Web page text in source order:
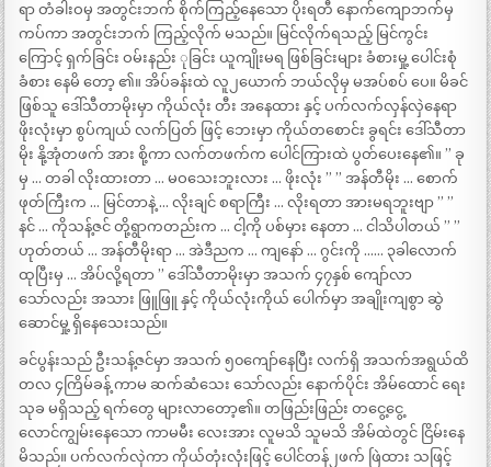
ရာ တံခါးဝမှ အတွင်းဘက် စိုက်ကြည့်နေသော ပိုးရတီ နောက်ကျောဘက်မှ
ကပ်ကာ အတွင်းဘက် ကြည့်လိုက် မသည်။ မြင်လိုက်ရသည့် မြင်ကွင်း
ကြောင့် ရှက်ခြင်း ဝမ်းနည်း ုခြင်း ယူကျိုးမရ ဖြစ်ခြင်းများ ခံစားမှု့ ပေါင်းစုံ
ခံစား နေမိ တော့ ၏။ အိပ်ခန်းထဲ လူ၂ယောက် ဘယ်လိုမှ မအပ်စပ် ပေ။ မိခင်
ဖြစ်သူ ဒေါ်သီတာမိုးမှာ ကိုယ်လုံး တီး အနေထား နှင့် ပက်လက်လှန်လှဲနေရာ
ဖိုးလုံးမှာ စွပ်ကျယ် လက်ပြတ် ဖြင့် ဘေးမှာ ကိုယ်တစောင်း ခွရင်း ဒေါ်သီတာ
မိုး နို့အုံတဖက် အား စို့ကာ လက်တဖက်က ပေါင်ကြားထဲ ပွတ်ပေးနေ၏။ ” ခု
မှ … တခါ လိုးထားတာ … မဝသေးဘူးလား … ဖိုးလုံး ” ” အန်တီမိုး … စောက်
ဖုတ်ကြီးက … မြင်တာနဲ့ … လိုးချင် စရာကြီး … လိုးရတာ အားမရဘူးဗျာ ” ”
နင် … ကိုသန့်ဇင် တို့ရွာကတည်းက … ငါ့ကို ပစ်မှား နေတာ … ငါသိပါတယ် ” ”
ဟုတ်တယ် … အန်တီမိုးရာ … အဲဒီညက … ကျနော် … ဂွင်းကို …… ၃ခါလောက်
ထုပြီးမှ … အိပ်လို့ရတာ ” ဒေါ်သီတာမိုးမှာ အသက် ၄၇နှစ် ကျော်လာ
သော်လည်း အသား ဖြူဖြူ နှင့် ကိုယ်လုံးကိုယ် ပေါက်မှာ အချိုးကျစွာ ဆွဲ
ဆောင်မှု့ ရှိနေသေးသည်။
ခင်ပွန်းသည် ဦးသန့်ဇင်မှာ အသက် ၅၀ကျော်နေပြီး လက်ရှိ အသက်အရွယ်ထိ
တလ ၄ကြိမ်ခန့် ကာမ ဆက်ဆံသေး သော်လည်း နောက်ပိုင်း အိမ်ထောင် ရေး
သုခ မရှိသည့် ရက်တွေ များလာတော့၏။ တဖြည်းဖြည်း တငွေ့ငွေ့
လောင်ကျွမ်းနေသော ကာမမီး လေးအား လူမသိ သူမသိ အိမ်ထဲတွင် ငြိမ်းနေ
မိသည်။ ပက်လက်လှဲကာ ကိုယ်တုံးလုံးဖြင့် ပေါင်တန်၂ဖက် ဖြဲထား သဖြင့်